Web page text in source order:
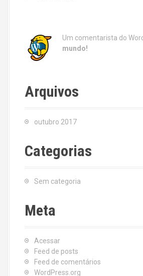
Um comentarista do
mundo!
Arquivos
outubro 2017
Categorias
Sem categoria
Meta
Acessar
Feed de posts
Feed de comentários
WordPress.org